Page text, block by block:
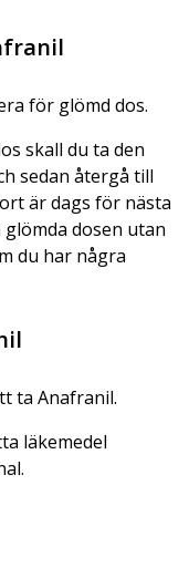
för glömd dos.
skall du ta den
sedan återgå till
är dags för nästa
dosen utan
du har några
ta Anafranil.
läkemedel